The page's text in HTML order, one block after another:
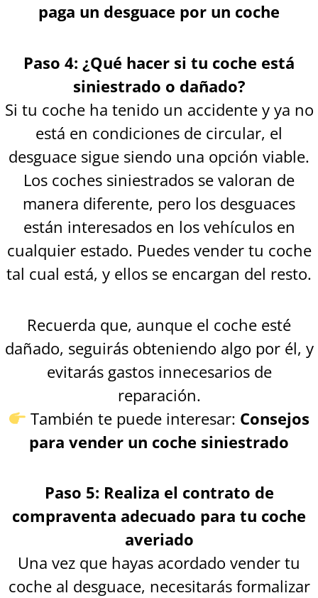
paga un desguace por un coche
Paso 4: ¿Qué hacer si tu coche está
siniestrado o dañado?
Si tu coche ha tenido un accidente y ya no
está en condiciones de circular, el
desguace sigue siendo una opción viable.
Los coches siniestrados se valoran de
manera diferente, pero los desguaces
están interesados en los vehículos en
cualquier estado. Puedes vender tu coche
tal cual está, y ellos se encargan del resto.
Recuerda que, aunque el coche esté
dañado, seguirás obteniendo algo por él, y
evitarás gastos innecesarios de
reparación.
También te puede interesar: Consejos
para vender un coche siniestrado
Paso 5: Realiza el contrato de
compraventa adecuado para tu coche
averiado
Una vez que hayas acordado vender tu
coche al desguace, necesitarás formalizar